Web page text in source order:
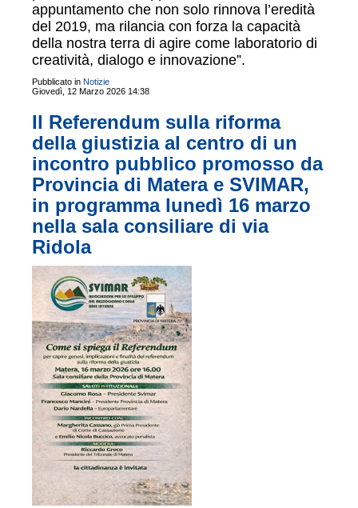
appuntamento che non solo rinnova l’eredità
del 2019, ma rilancia con forza la capacità
della nostra terra di agire come laboratorio di
creatività, dialogo e innovazione”.
Pubblicato in Notizie
Giovedì, 12 Marzo 2026 14:38
Il Referendum sulla riforma
della giustizia al centro di un
incontro pubblico promosso da
Provincia di Matera e SVIMAR,
in programma lunedì 16 marzo
nella sala consiliare di via
Ridola